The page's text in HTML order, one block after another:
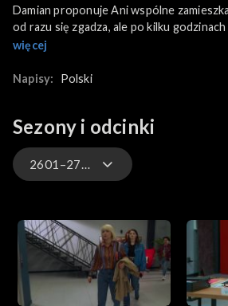
Damian proponuje Ani wspólne
od razu się zgadza, ale po kilku
wątpliwości. Natomiast Hubert i Klara,
sądu. Później pisarka próbuje nawet
dotyczące śledztwa. Bruno i Bożena
udział w porwaniu ich synka Rafała i by
wynajmują detektywa.
więcej
Napisy: Polski
Sezony i odcinki
2601–2700
3201-3300
3101-3200